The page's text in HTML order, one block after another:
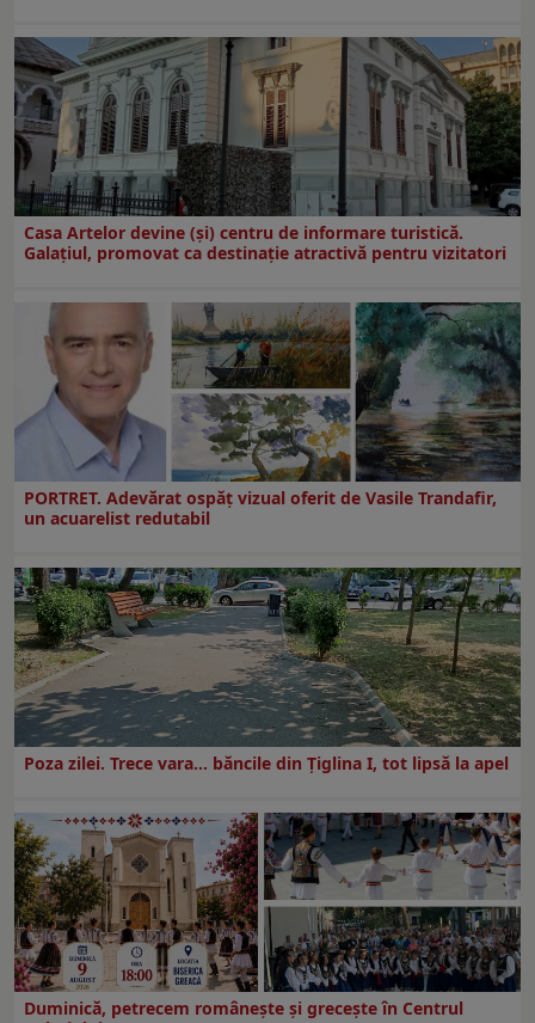
Casa Artelor devine (şi) centru de informare turistică.
Galaţiul, promovat ca destinaţie atractivă pentru vizitatori
PORTRET. Adevărat ospăț vizual oferit de Vasile Trandafir,
un acuarelist redutabil
Poza zilei. Trece vara… băncile din Ţiglina I, tot lipsă la apel
Duminică, petrecem româneşte şi greceşte în Centrul